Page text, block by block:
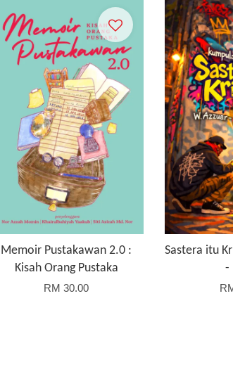
Memoir Pustakawan 2.0 :
Kisah Orang Pustaka
RM 30.00
Sastera itu
-